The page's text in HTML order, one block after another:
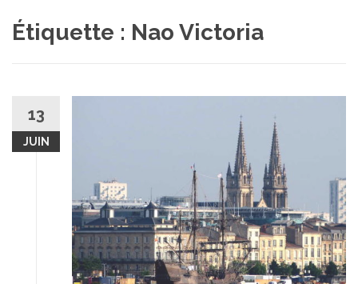
Étiquette : Nao Victoria
13
JUIN